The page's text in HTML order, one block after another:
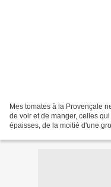
Mes tomates à la Provençale
de voir et de manger, celles
épaisses, de la moitié d'une